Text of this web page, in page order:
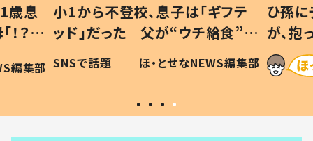
歳息
？」
編集部
小1から不登校、息子は「ギフテ
ッド」だった 父が“ウチ給食”を
作り続ける理由とは #令和の親
#令和の子
SNSで話題 ほ・とせなNEWS編集部
ひ孫
が、
「涙が
い」